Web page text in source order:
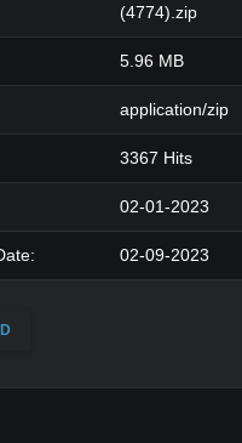
(4774).zip
5.96 MB
application/zip
3367 Hits
02-01-2023
02-09-2023